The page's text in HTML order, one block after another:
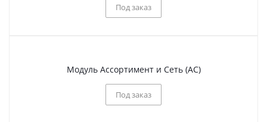
Под заказ
Модуль Ассортимент и Сеть (АС)
Под заказ